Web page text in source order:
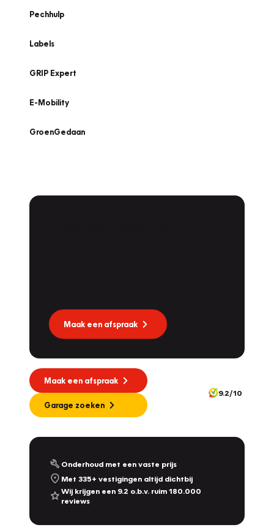
Pechhulp
Labels
GRIP Expert
E-Mobility
GroenGedaan
Maak een afspraak
Maak een afspraak
Garage zoeken
9.2/10
Onderhoud met een vaste prijs
Met 335+ vestigingen altijd dichtbij
Wij krijgen een 9.2 o.b.v. ruim 180.000
reviews